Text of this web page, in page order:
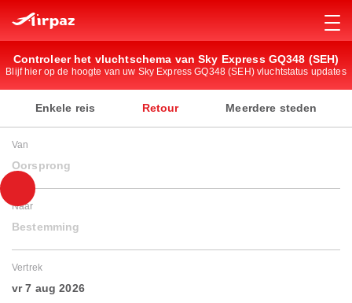
Controleer het vluchtschema van Sky Express GQ348 (SEH)
Blijf hier op de hoogte van uw Sky Express GQ348 (SEH) vluchtstatus updates
Enkele reis Retour Meerdere steden
Van
Oorsprong
Naar
Bestemming
Vertrek
vr 7 aug 2026